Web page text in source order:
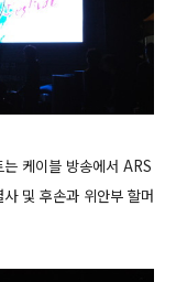
케이블 방송에서 ARS
및 후손과 위안부 할머